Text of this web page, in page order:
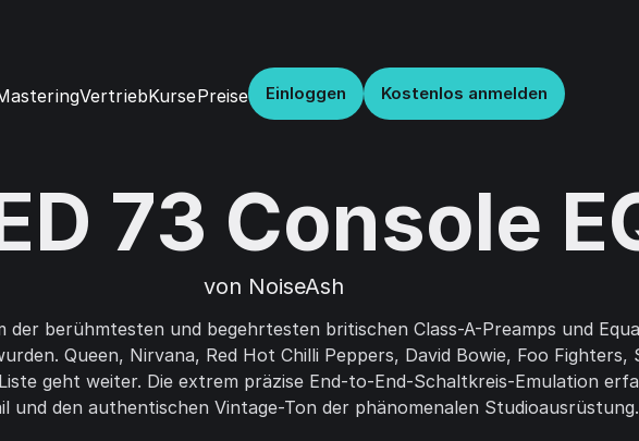
VertriebKursePreise Einloggen Kostenlos anmelden
73 Console
von NoiseAsh
der berühmtesten und begehrtesten britischen Class-A-Preamps und
Queen, Nirvana, Red Hot Chilli Peppers, David Bowie, Foo Fighters,
geht weiter. Die extrem präzise End-to-End-Schaltkreis-Emulation
und den authentischen Vintage-Ton der phänomenalen Studioausrüstung.